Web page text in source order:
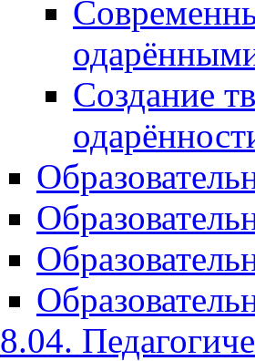
Создание
8.04.